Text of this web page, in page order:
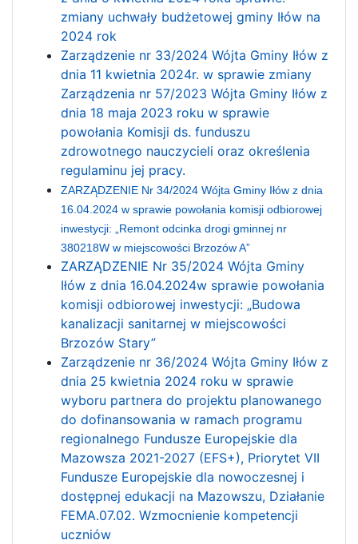
zmiany uchwały budżetowej gminy Iłów na
2024 rok
Zarządzenie nr 33/2024 Wójta Gminy Iłów z
dnia 11 kwietnia 2024r. w sprawie zmiany
Zarządzenia nr 57/2023 Wójta Gminy Iłów z
dnia 18 maja 2023 roku w sprawie
powołania Komisji ds. funduszu
zdrowotnego nauczycieli oraz określenia
regulaminu jej pracy.
ZARZĄDZENIE Nr 34/2024 Wójta Gminy Iłów z dnia
16.04.2024 w sprawie powołania komisji odbiorowej
inwestycji: „Remont odcinka drogi gminnej nr
380218W w miejscowości Brzozów A”
ZARZĄDZENIE Nr 35/2024 Wójta Gminy
Iłów z dnia 16.04.2024w sprawie powołania
komisji odbiorowej inwestycji: „Budowa
kanalizacji sanitarnej w miejscowości
Brzozów Stary”
Zarządzenie nr 36/2024 Wójta Gminy Iłów z
dnia 25 kwietnia 2024 roku w sprawie
wyboru partnera do projektu planowanego
do dofinansowania w ramach programu
regionalnego Fundusze Europejskie dla
Mazowsza 2021-2027 (EFS+), Priorytet VII
Fundusze Europejskie dla nowoczesnej i
dostępnej edukacji na Mazowszu, Działanie
FEMA.07.02. Wzmocnienie kompetencji
uczniów